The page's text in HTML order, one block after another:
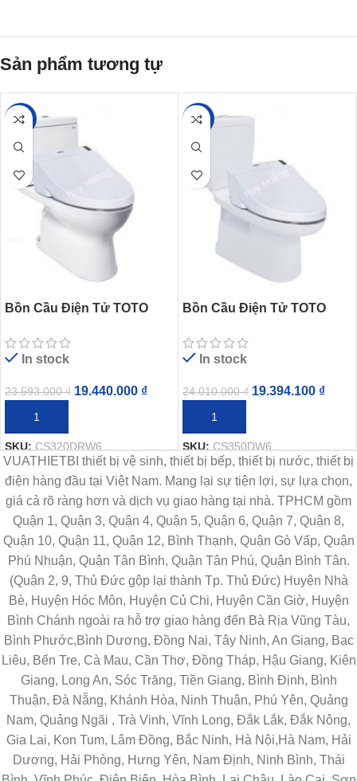
Sản phẩm tương tự
-18%
Bồn Cầu Điện Tử TOTO
Washlet
In stock
23.593.000₫ 19.440.000 ₫
THÊM VÀO GIỎ HÀNG
SKU:CS320DRW6
-19%
Bồn Cầu Điện Tử TOTO
Washlet
In stock
24.010.000₫ 19.394.100 ₫
THÊM VÀO GIỎ HÀNG
SKU:CS350DW6
VUATHIETBI thiết bị vệ sinh, thiết bị bếp, thiết bị nước, thiết bị
điện hàng đầu tại Việt Nam. Mang lại sự tiện lợi, sự lựa chọn,
giá cả rõ ràng hơn và dịch vụ giao hàng tại nhà. TPHCM gồm
Quận 1, Quận 3, Quận 4, Quận 5, Quận 6, Quận 7, Quận 8,
Quận 10, Quận 11, Quận 12, Bình Thạnh, Quận Gò Vấp, Quận
Phú Nhuận, Quận Tân Bình, Quận Tân Phú, Quận Bình Tân.
(Quận 2, 9, Thủ Đức gộp lại thành Tp. Thủ Đức) Huyện Nhà
Bè, Huyện Hóc Môn, Huyện Củ Chi, Huyện Cần Giờ, Huyện
Bình Chánh ngoài ra hỗ trợ giao hàng đến Bà Rịa Vũng Tàu,
Bình Phước,Bình Dương, Đồng Nai, Tây Ninh, An Giang, Bạc
Liêu, Bến Tre, Cà Mau, Cần Thơ, Đồng Tháp, Hậu Giang, Kiên
Giang, Long An, Sóc Trăng, Tiền Giang, Bình Định, Bình
Thuận, Đà Nẵng, Khánh Hòa, Ninh Thuận, Phú Yên, Quảng
Nam, Quảng Ngãi , Trà Vinh, Vĩnh Long, Đắk Lắk, Đắk Nông,
Gia Lai, Kon Tum, Lâm Đồng, Bắc Ninh, Hà Nội,Hà Nam, Hải
Dương, Hải Phòng, Hưng Yên, Nam Định, Ninh Bình, Thái